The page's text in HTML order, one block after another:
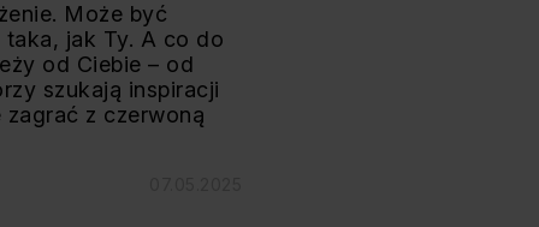
Może być
taka, jak Ty. A co do
od Ciebie – od
szukają inspiracji
zagrać z czerwoną